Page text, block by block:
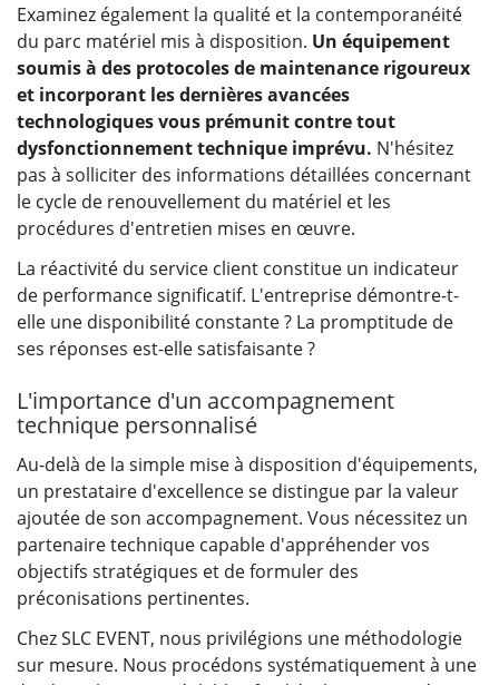
Examinez également la qualité et la contemporanéité
du parc matériel mis à disposition. Un équipement
soumis à des protocoles de maintenance rigoureux
et incorporant les dernières avancées
technologiques vous prémunit contre tout
dysfonctionnement technique imprévu. N'hésitez
pas à solliciter des informations détaillées concernant
le cycle de renouvellement du matériel et les
procédures d'entretien mises en œuvre.
La réactivité du service client constitue un indicateur
de performance significatif. L'entreprise démontre-t-
elle une disponibilité constante ? La promptitude de
ses réponses est-elle satisfaisante ?
L'importance d'un accompagnement
technique personnalisé
Au-delà de la simple mise à disposition d'équipements,
un prestataire d'excellence se distingue par la valeur
ajoutée de son accompagnement. Vous nécessitez un
partenaire technique capable d'appréhender vos
objectifs stratégiques et de formuler des
préconisations pertinentes.
Chez SLC EVENT, nous privilégions une méthodologie
sur mesure. Nous procédons systématiquement à une